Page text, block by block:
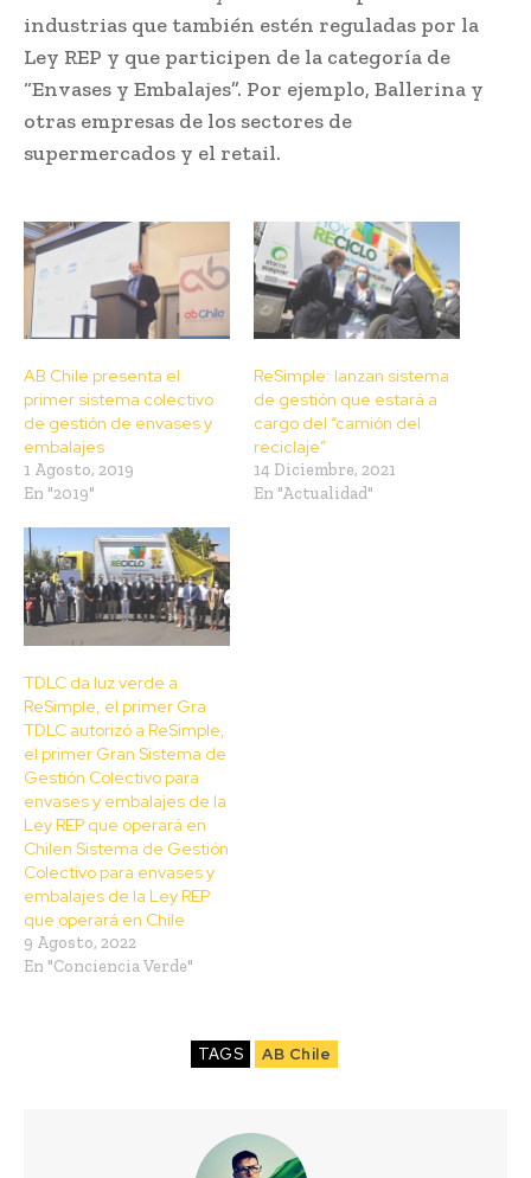
industrias que también estén reguladas por la
Ley REP y que participen de la categoría de
“Envases y Embalajes”. Por ejemplo, Ballerina y
otras empresas de los sectores de
supermercados y el retail.
AB Chile presenta el
primer sistema colectivo
de gestión de envases y
embalajes
1 Agosto, 2019
En "2019"
ReSimple: lanzan sistema
de gestión que estará a
cargo del “camión del
reciclaje”
14 Diciembre, 2021
En "Actualidad"
TDLC da luz verde a
ReSimple, el primer Gra
TDLC autorizó a ReSimple,
el primer Gran Sistema de
Gestión Colectivo para
envases y embalajes de la
Ley REP que operará en
Chilen Sistema de Gestión
Colectivo para envases y
embalajes de la Ley REP
que operará en Chile
9 Agosto, 2022
En "Conciencia Verde"
TAGS AB Chile